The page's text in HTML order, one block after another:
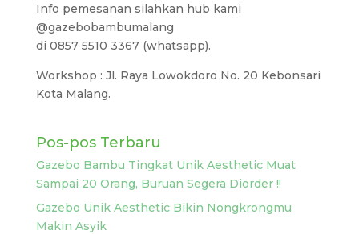
Info pemesanan silahkan hub kami
@gazebobambumalang
di 0857 5510 3367 (whatsapp).
Workshop : Jl. Raya Lowokdoro No. 20 Kebonsari
Kota Malang.
Pos-pos Terbaru
Gazebo Bambu Tingkat Unik Aesthetic Muat
Sampai 20 Orang, Buruan Segera Diorder !!
Gazebo Unik Aesthetic Bikin Nongkrongmu
Makin Asyik